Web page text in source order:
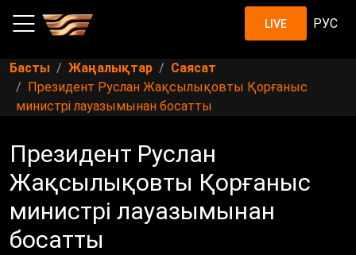
LIVE РУС
Басты Жаңалықтар
Саясат
Президент Руслан Жақсылықовты Қорғаныс
министрі лауазымынан босатты
Президент Руслан
Жақсылықовты Қорғаныс
министрі лауазымынан
босатты